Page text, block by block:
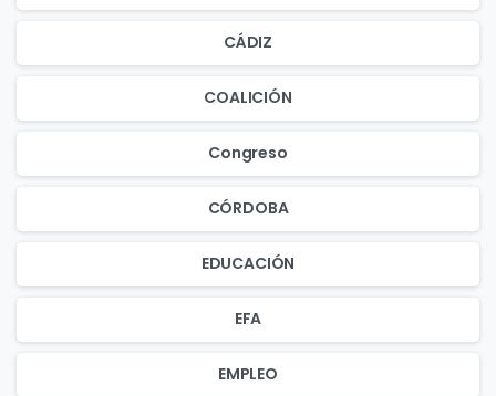
CÁDIZ
COALICIÓN
Congreso
CÓRDOBA
EDUCACIÓN
EFA
EMPLEO